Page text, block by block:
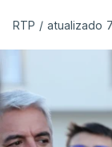
RTP / atualizado